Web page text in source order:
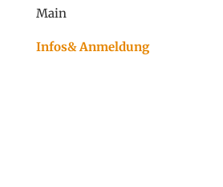
Main
Infos& Anmeldung